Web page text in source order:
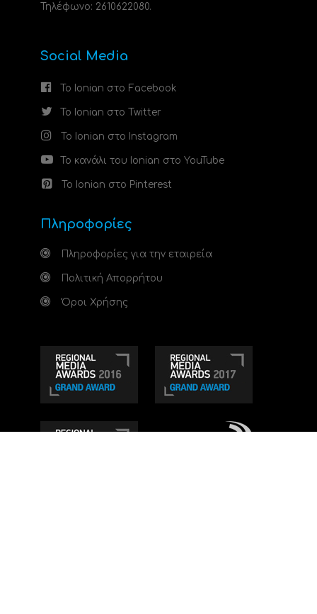
Τηλέφωνο: 2610622080.
Social Media
Το Ionian στο Facebook
Το Ionian στο Twitter
Το Ionian στο Instagram
Το κανάλι του Ionian στο YouTube
Το Ionian στο Pinterest
Πληροφορίες
Πληροφορίες για την εταιρεία
Πολιτική Απορρήτου
Όροι Χρήσης